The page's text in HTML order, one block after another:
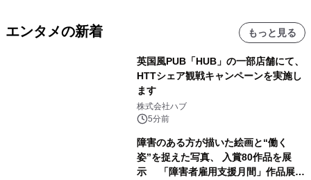
エンタメの新着 もっと見る
英国風PUB「HUB」の一部店舗にて、
HTTシェア観戦キャンペーンを実施し
ます
株式会社ハブ
5分前
障害のある方が描いた絵画と“働く
姿”を捉えた写真、 入賞80作品を展
示 「障害者雇用支援月間」作品展示